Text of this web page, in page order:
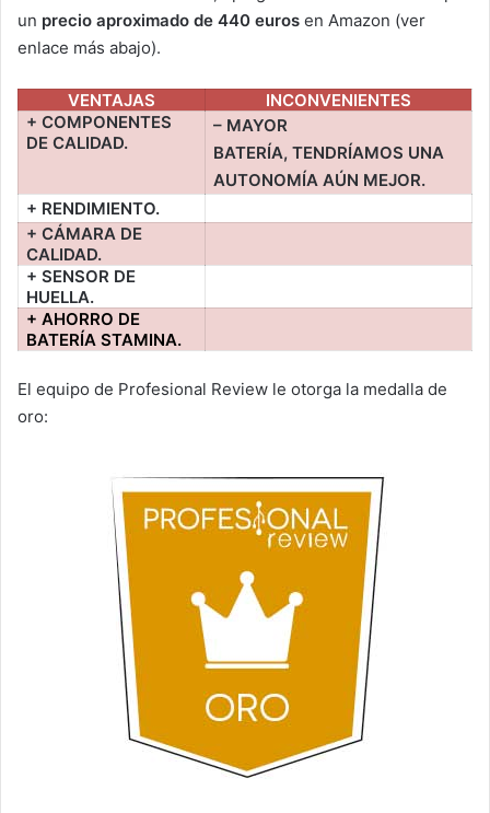
un precio aproximado de 440 euros en Amazon (ver
enlace más abajo).
VENTAJAS
INCONVENIENTES
+ COMPONENTES
DE CALIDAD.
– MAYOR
BATERÍA, TENDRÍAMOS UNA
AUTONOMÍA AÚN MEJOR.
+ RENDIMIENTO.
+ CÁMARA DE
CALIDAD.
+ SENSOR DE
HUELLA.
+ AHORRO DE
BATERÍA STAMINA.
El equipo de Profesional Review le otorga la medalla de
oro: